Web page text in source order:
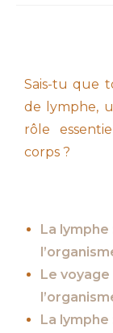
Sais-tu que
de lymphe,
rôle
corps ?
La lymphe
Le
La lymphe